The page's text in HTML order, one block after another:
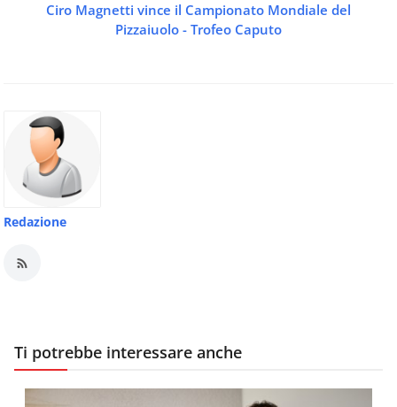
Ciro Magnetti vince il Campionato Mondiale del
Pizzaiuolo - Trofeo Caputo
Redazione
Ti potrebbe interessare anche